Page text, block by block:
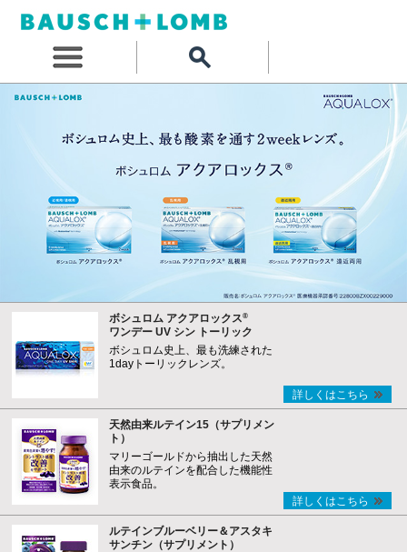
ボシュロム アクアロックス®
ワンデー UV シン トーリック
ボシュロム史上、最も洗練された
1dayトーリックレンズ。
詳しくはこちら
天然由来ルテイン15（サプリメン
ト）
マリーゴールドから抽出した天然
由来のルテインを配合した機能性
表示食品。
詳しくはこちら
ルテインブルーベリー＆アスタキ
サンチン（サプリメント）